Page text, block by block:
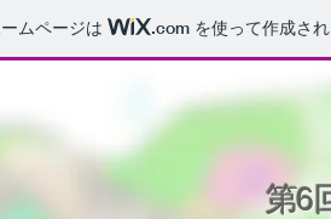
ムページは .com を使って作成さ
​第6